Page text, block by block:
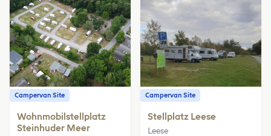
Campervan Site
Wohnmobilstellplatz
Steinhuder Meer
Campervan Site
Stellplatz Leese
Leese